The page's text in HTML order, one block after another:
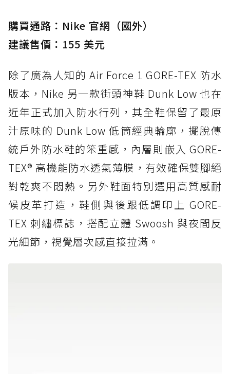
購買通路：Nike 官網（國外）
建議售價：155 美元
除了廣為人知的 Air Force 1 GORE-TEX 防水
版本，Nike 另一款街頭神鞋 Dunk Low 也在
近年正式加入防水行列，其全鞋保留了最原
汁原味的 Dunk Low 低筒經典輪廓，擺脫傳
統戶外防水鞋的笨重感，內層則嵌入 GORE-
TEX® 高機能防水透氣薄膜，有效確保雙腳絕
對乾爽不悶熱。另外鞋面特別選用高質感耐
候皮革打造，鞋側與後跟低調印上 GORE-
TEX 刺繡標誌，搭配立體 Swoosh 與夜間反
光細節，視覺層次感直接拉滿。